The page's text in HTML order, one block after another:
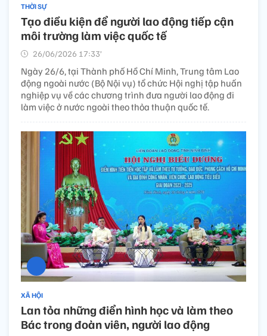
THỜI SỰ
Tạo điều kiện để người lao động tiếp cận
môi trường làm việc quốc tế
26/06/2026 17:33’
Ngày 26/6, tại Thành phố Hồ Chí Minh, Trung tâm Lao
động ngoài nước (Bộ Nội vụ) tổ chức Hội nghị tập huấn
nghiệp vụ về các chương trình đưa người lao động đi
làm việc ở nước ngoài theo thỏa thuận quốc tế.
XÃ HỘI
Lan tỏa những điển hình học và làm theo
Bác trong đoàn viên, người lao động